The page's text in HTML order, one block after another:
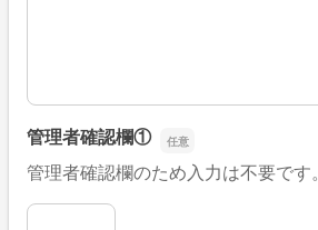
管理者確認欄①
管理者確認欄のため入力は不要です。
管理者確認欄①